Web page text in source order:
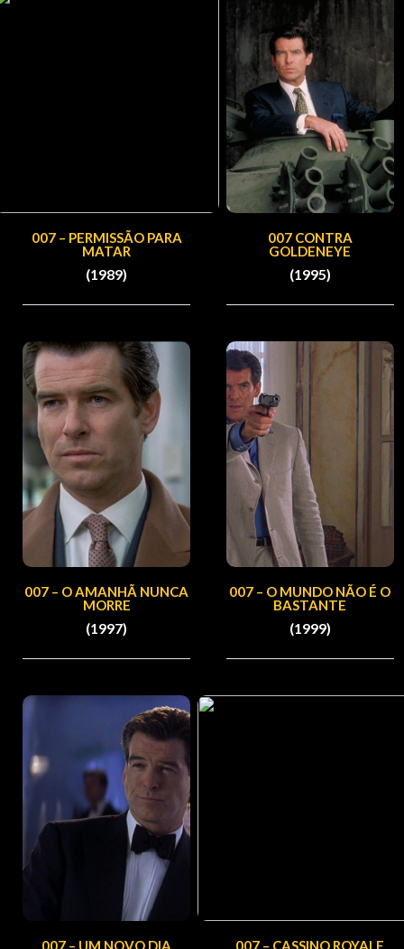
007 – PERMISSÃO PARA
MATAR
(1989)
007 CONTRA
GOLDENEYE
(1995)
007 – O AMANHÃ NUNCA
MORRE
(1997)
007 – O MUNDO NÃO É O
BASTANTE
(1999)
007 – UM NOVO DIA 007 – CASSINO ROYALE